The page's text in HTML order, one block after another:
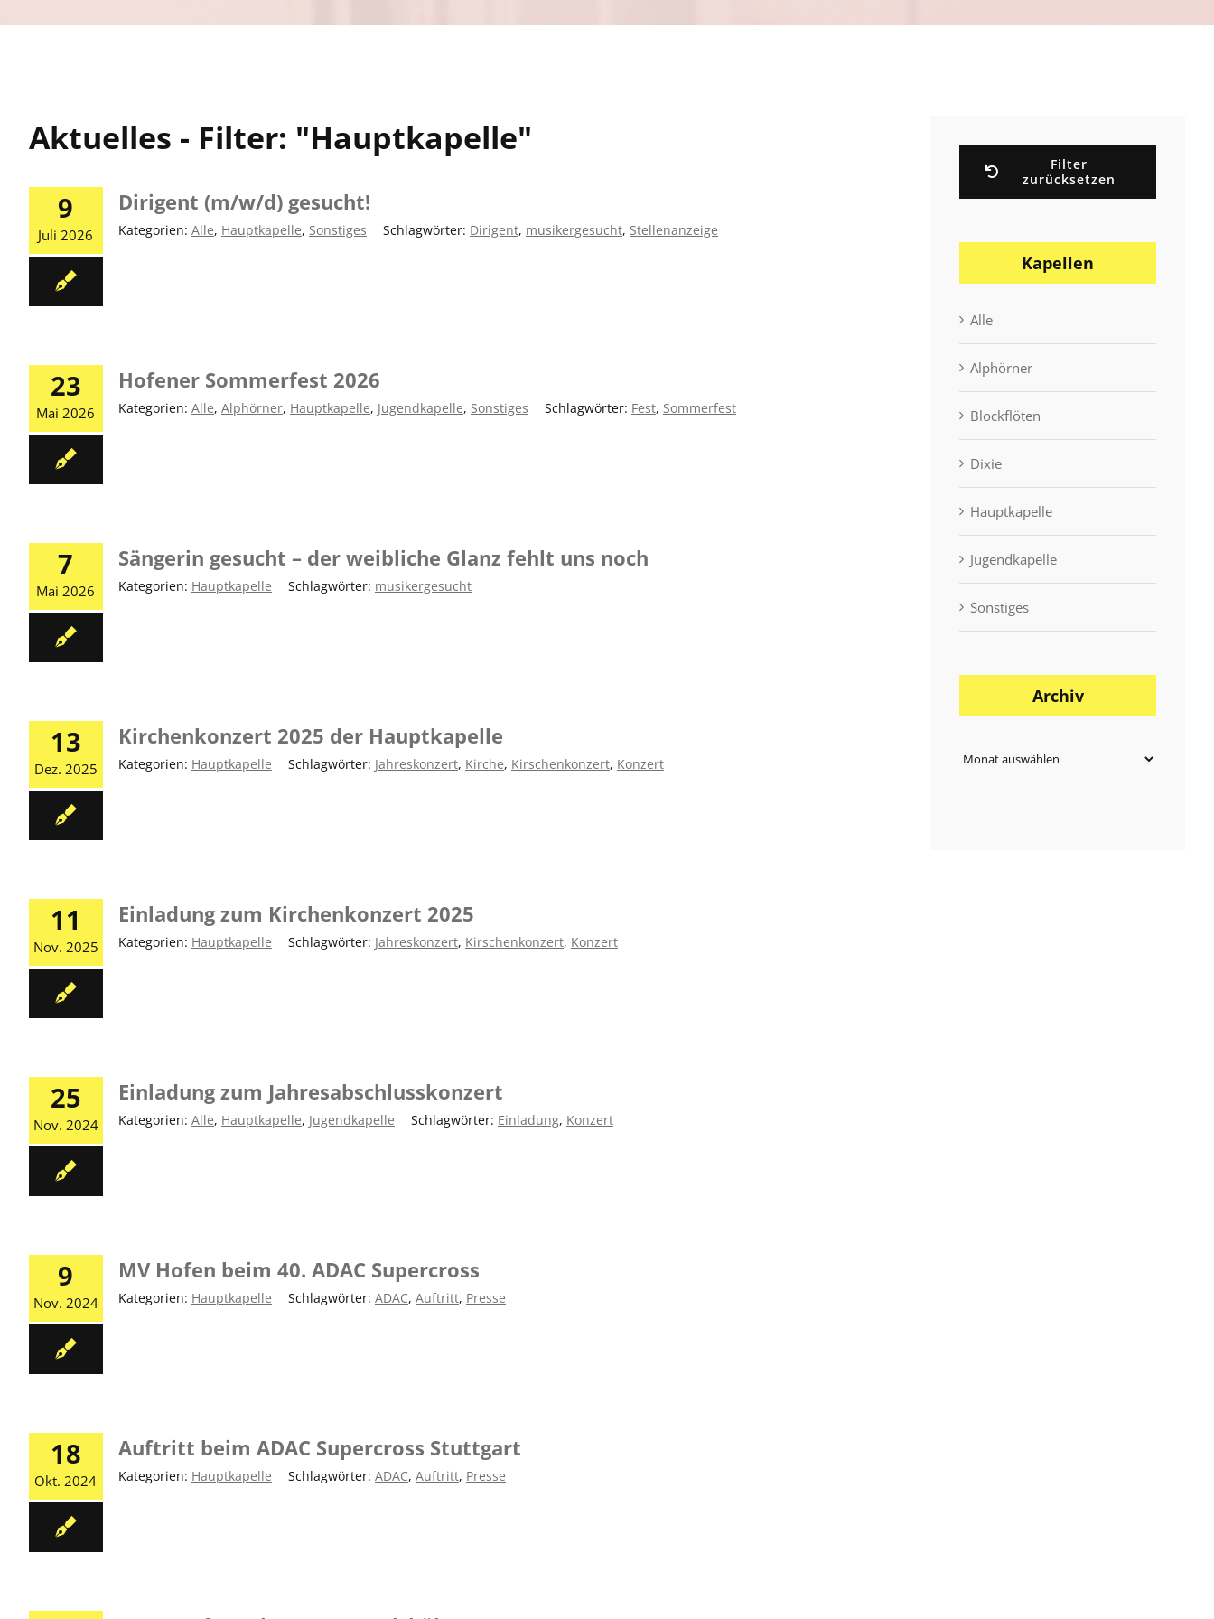
Aktuelles - Filter: "Hauptkapelle"
9
Juli 2026
Dirigent (m/w/d) gesucht!
Kategorien: Alle, Hauptkapelle, Sonstiges Schlagwörter: Dirigent, musikergesucht, Stellenanzeige
23
Mai 2026
Hofener Sommerfest 2026
Kategorien: Alle, Alphörner, Hauptkapelle, Jugendkapelle, Sonstiges Schlagwörter: Fest, Sommerfest
7
Mai 2026
Sängerin gesucht – der weibliche Glanz fehlt uns noch
Kategorien: Hauptkapelle Schlagwörter: musikergesucht
13
Dez. 2025
Kirchenkonzert 2025 der Hauptkapelle
Kategorien: Hauptkapelle Schlagwörter: Jahreskonzert, Kirche, Kirschenkonzert, Konzert
11
Nov. 2025
Einladung zum Kirchenkonzert 2025
Kategorien: Hauptkapelle Schlagwörter: Jahreskonzert, Kirschenkonzert, Konzert
25
Nov. 2024
Einladung zum Jahresabschlusskonzert
Kategorien: Alle, Hauptkapelle, Jugendkapelle Schlagwörter: Einladung, Konzert
9
Nov. 2024
MV Hofen beim 40. ADAC Supercross
Kategorien: Hauptkapelle Schlagwörter: ADAC, Auftritt, Presse
18
Okt. 2024
Auftritt beim ADAC Supercross Stuttgart
Kategorien: Hauptkapelle Schlagwörter: ADAC, Auftritt, Presse
Filter
zurücksetzen
Kapellen
Alle
Alphörner
Blockflöten
Dixie
Hauptkapelle
Jugendkapelle
Sonstiges
Archiv
Archiv